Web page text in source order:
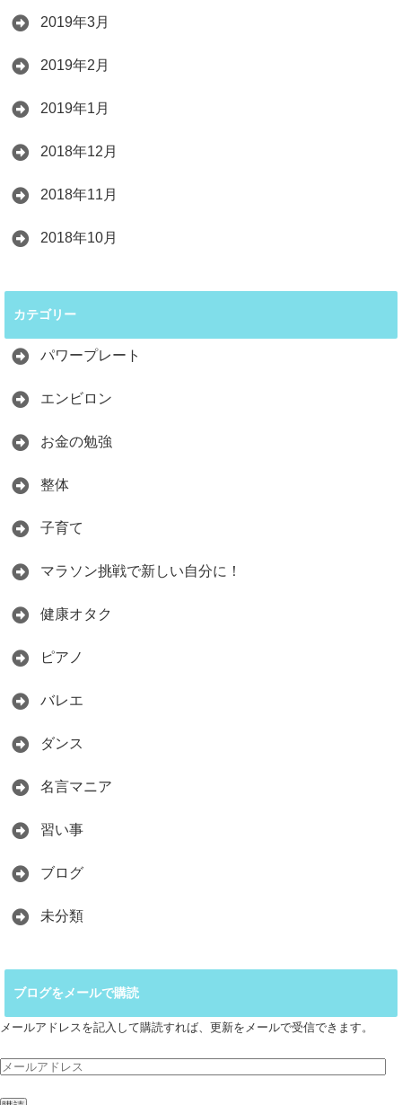
2019年3月
2019年2月
2019年1月
2018年12月
2018年11月
2018年10月
カテゴリー
パワープレート
エンビロン
お金の勉強
整体
子育て
マラソン挑戦で新しい自分に！
健康オタク
ピアノ
バレエ
ダンス
名言マニア
習い事
ブログ
未分類
ブログをメールで購読
メールアドレスを記入して購読すれば、更新をメールで受信できます。
メ